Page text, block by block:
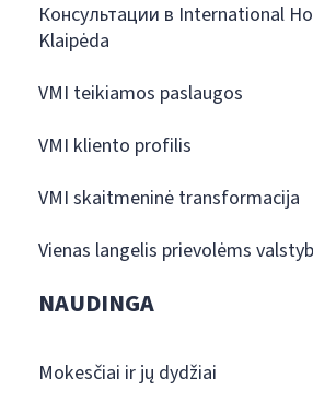
Консультации в International
Klaipėda
VMI teikiamos paslaugos
VMI kliento profilis
VMI skaitmeninė transformacija
Vienas langelis prievolėms
NAUDINGA
Mokesčiai ir jų dydžiai